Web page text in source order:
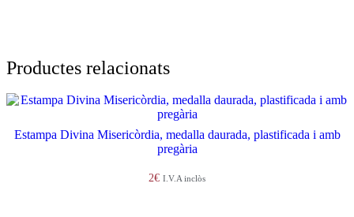
Productes relacionats
Estampa Divina Misericòrdia, medalla daurada, plastificada i amb
pregària
2€ I.V.A inclòs